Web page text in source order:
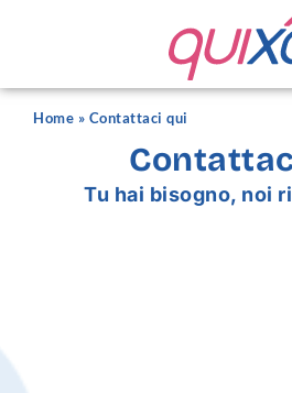
Home » Contattaci qui
Tu hai bisogno, noi